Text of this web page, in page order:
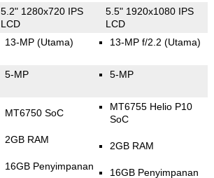
5.2" 1280x720 IPS
LCD
5.5" 1920x1080 IPS
LCD
13-MP (Utama) 13-MP f/2.2 (Utama)
5-MP 5-MP
MT6750 SoC
2GB RAM
16GB Penyimpanan
MT6755 Helio P10
SoC
2GB RAM
16GB Penyimpanan